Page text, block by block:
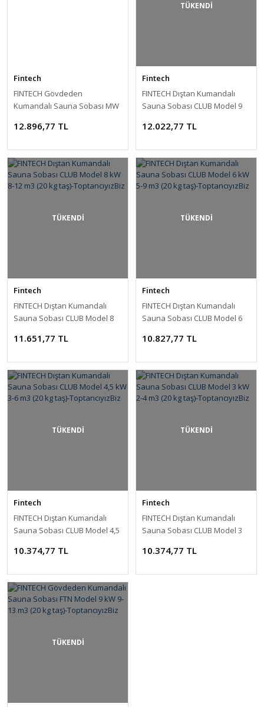
Fintech
FINTECH Gövdeden
Kumandalı Sauna Sobası MW
ToptancıyızBiz
12.896,77 TL
TÜKENDİ
Fintech
FINTECH Dıştan Kumandalı
Sauna Sobası CLUB Model 9
ToptancıyızBiz
12.022,77 TL
TÜKENDİ
Fintech
FINTECH Dıştan Kumandalı
Sauna Sobası CLUB Model 8
ToptancıyızBiz
11.651,77 TL
TÜKENDİ
Fintech
FINTECH Dıştan Kumandalı
Sauna Sobası CLUB Model 6
ToptancıyızBiz
10.827,77 TL
TÜKENDİ
Fintech
FINTECH Dıştan Kumandalı
Sauna Sobası CLUB Model 4,5
ToptancıyızBiz
10.374,77 TL
TÜKENDİ
Fintech
FINTECH Dıştan Kumandalı
Sauna Sobası CLUB Model 3
ToptancıyızBiz
10.374,77 TL
TÜKENDİ